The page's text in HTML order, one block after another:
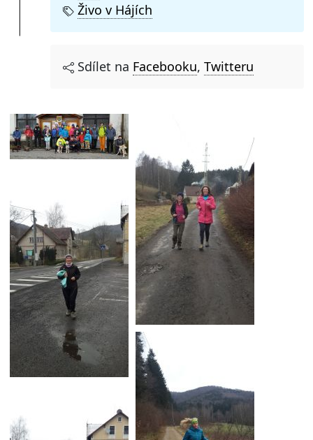
Živo v Hájích
Sdílet na Facebooku, Twitteru